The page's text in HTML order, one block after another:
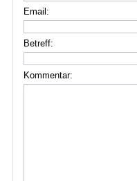
Email:
Betreff:
Kommentar: